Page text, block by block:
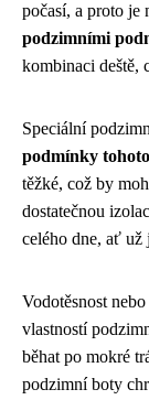
počasí, a proto je
podzimními
kombinaci deště,
Speciální
podmínky
těžké, což by
dostatečnou
celého dne, ať už
Vodotěsnost nebo
vlastností
běhat po mokré
podzimní boty